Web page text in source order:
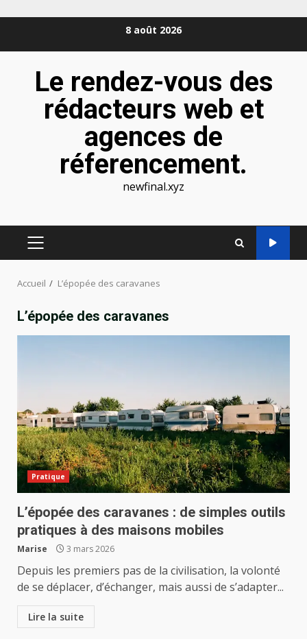
8 août 2026
Le rendez-vous des
rédacteurs web et
agences de
réferencement.
newfinal.xyz
MENU
Accueil L’épopée des caravanes
L’épopée des caravanes
Pratique
L’épopée des caravanes : de simples outils
pratiques à des maisons mobiles
Marise 3 mars 2026
Depuis les premiers pas de la civilisation, la volonté
de se déplacer, d’échanger, mais aussi de s’adapter...
Lire la suite